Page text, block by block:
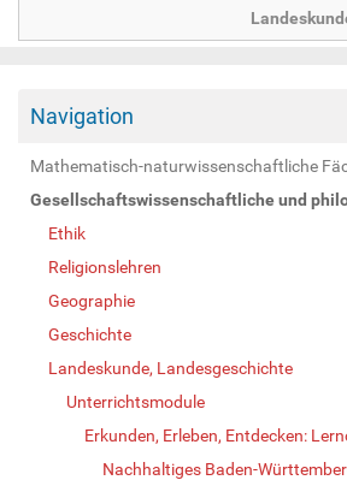
Navigation
Mathematisch-naturwissenschaftliche
Gesellschaftswissenschaftliche und
Ethik
Religionslehren
Geographie
Geschichte
Landeskunde, Landesgeschichte
Unterrichtsmodule
Erkunden, Erleben, Entdecken:
Nachhaltiges Baden-